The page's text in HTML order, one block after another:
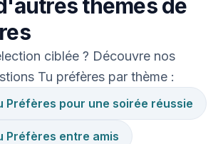
thèmes de
ciblée ? Découvre nos
Tu préfères par thème :
Préfères pour une soirée réussie
Préfères entre amis